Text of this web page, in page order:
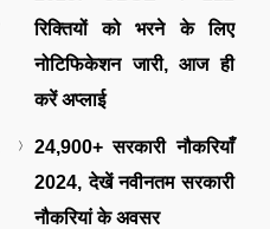
रिक्तियों को भरने के लिए
नोटिफिकेशन जारी, आज ही
करें अप्लाई
24,900+ सरकारी नौकरियाँ
2024, देखें नवीनतम सरकारी
नौकरियां के अवसर